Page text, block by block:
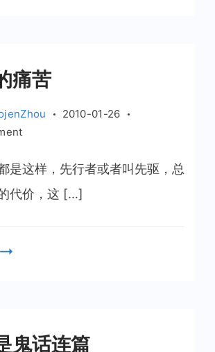
痛苦
2010-01-26
on
行
者
的
是这样，先行者或者叫先驱，总
代价，这 […]
鬼话连篇